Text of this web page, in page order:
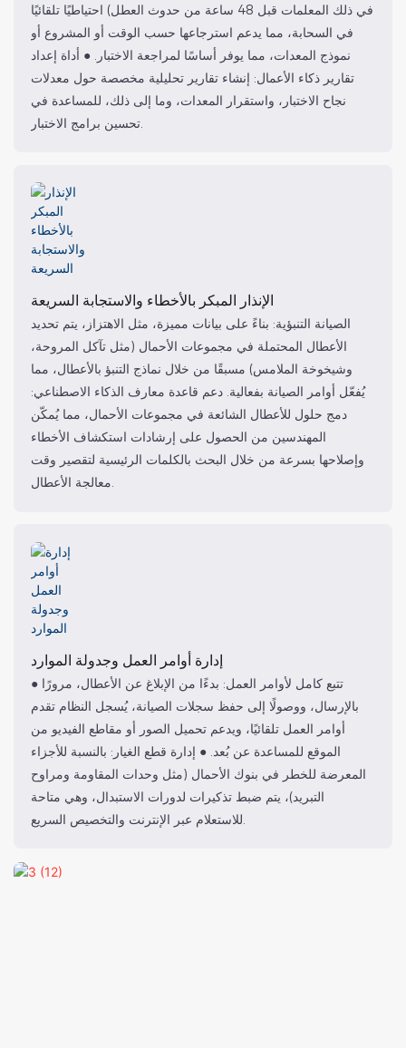
في ذلك المعلمات قبل 48 ساعة من حدوث العطل) احتياطيًا تلقائيًا
في السحابة، مما يدعم استرجاعها حسب الوقت أو المشروع أو
نموذج المعدات، مما يوفر أساسًا لمراجعة الاختبار. ● أداة إعداد
تقارير ذكاء الأعمال: إنشاء تقارير تحليلية مخصصة حول معدلات
نجاح الاختبار، واستقرار المعدات، وما إلى ذلك، للمساعدة في
تحسين برامج الاختبار.
الإنذار المبكر بالأخطاء والاستجابة السريعة
الصيانة التنبؤية: بناءً على بيانات مميزة، مثل الاهتزاز، يتم تحديد
الأعطال المحتملة في مجموعات الأحمال (مثل تآكل المروحة،
وشيخوخة الملامس) مسبقًا من خلال نماذج التنبؤ بالأعطال، مما
يُفعّل أوامر الصيانة بفعالية. دعم قاعدة معارف الذكاء الاصطناعي:
دمج حلول للأعطال الشائعة في مجموعات الأحمال، مما يُمكّن
المهندسين من الحصول على إرشادات استكشاف الأخطاء
وإصلاحها بسرعة من خلال البحث بالكلمات الرئيسية لتقصير وقت
معالجة الأعطال.
إدارة أوامر العمل وجدولة الموارد
● تتبع كامل لأوامر العمل: بدءًا من الإبلاغ عن الأعطال، مرورًا
بالإرسال، ووصولًا إلى حفظ سجلات الصيانة، يُسجل النظام تقدم
أوامر العمل تلقائيًا، ويدعم تحميل الصور أو مقاطع الفيديو من
الموقع للمساعدة عن بُعد. ● إدارة قطع الغيار: بالنسبة للأجزاء
المعرضة للخطر في بنوك الأحمال (مثل وحدات المقاومة ومراوح
التبريد)، يتم ضبط تذكيرات لدورات الاستبدال، وهي متاحة
للاستعلام عبر الإنترنت والتخصيص السريع.